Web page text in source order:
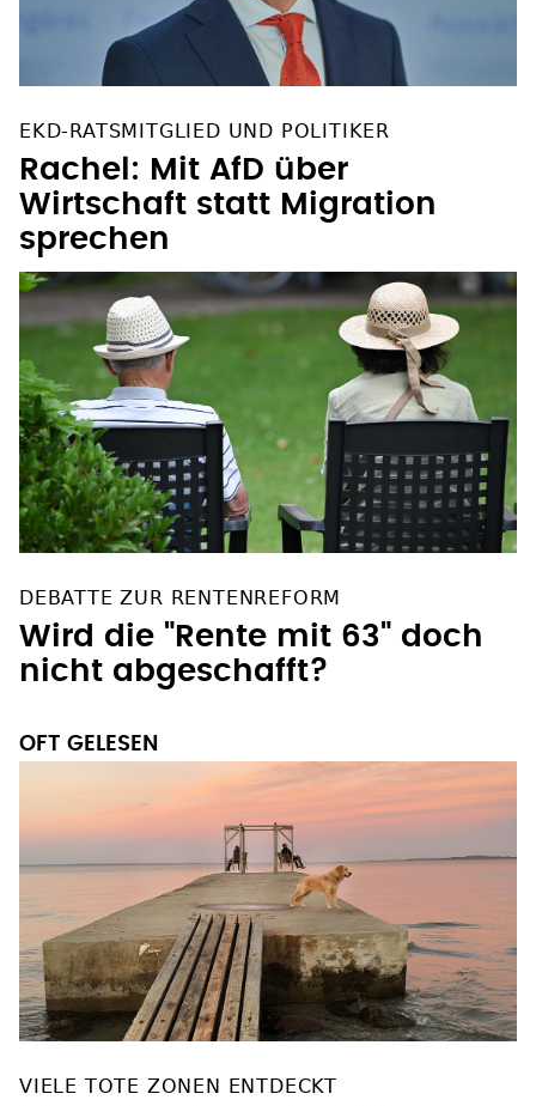
EKD-RATSMITGLIED UND POLITIKER
Rachel: Mit AfD über
Wirtschaft statt Migration
sprechen
DEBATTE ZUR RENTENREFORM
Wird die "Rente mit 63" doch
nicht abgeschafft?
OFT GELESEN
VIELE TOTE ZONEN ENTDECKT